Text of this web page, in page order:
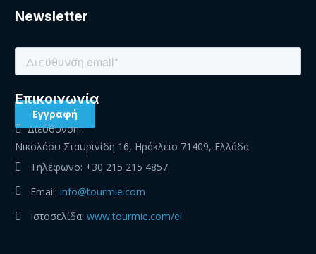
Newsletter
Eπικοινωνία
Διεύθυνση:
Νικολάου Σταυρινίδη 16, Ηράκλειο 71409, Ελλάδα
Τηλέφωνο: +30 215 215 4857
Email: info@tourmie.com
Ιστοσελίδα: www.tourmie.com/el